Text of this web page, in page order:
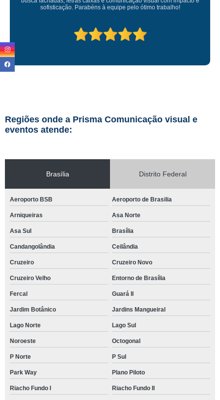
Regiões onde a Prisma Comunicação visual e
eventos atende:
Brasília Distrito Federal
Aeroporto BSB Aeroporto de Brasilia
Arniqueiras Asa Norte
Asa Sul Brasília
Candangolândia Ceilândia
Cruzeiro Cruzeiro Novo
Cruzeiro Velho Entorno de Brasília
Fercal Guará II
Jardim Botânico Jardins Mangueiral
Lago Norte Lago Sul
Noroeste Octogonal
P Norte P Sul
Park Way Plano Piloto
Riacho Fundo I Riacho Fundo II